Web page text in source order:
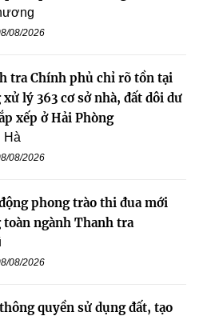
08/2026
tra Chính phủ chỉ rõ tồn tại
lý 363 cơ sở nhà, đất dôi dư
xếp ở Hải Phòng
Hà
08/2026
phong trào thi đua mới
ngành Thanh tra
08/2026
quyền sử dụng đất, tạo